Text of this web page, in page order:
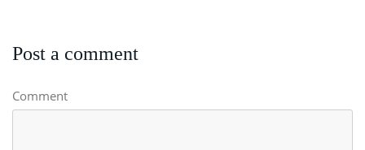
Post a comment
Comment